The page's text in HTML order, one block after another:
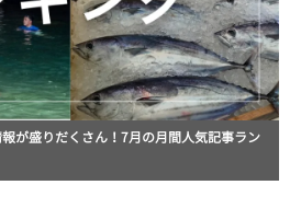
が盛りだくさん！7月の月間人気記事ラン